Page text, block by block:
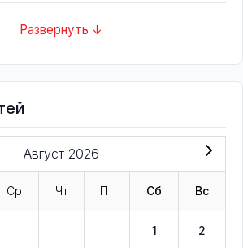
Развернуть ↓
Август 2026
Ср Чт Пт Сб Вс
1 2